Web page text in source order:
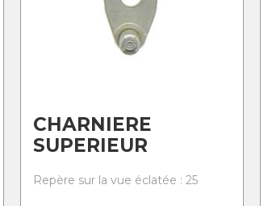
CHARNIERE
SUPERIEUR
Repère sur la vue éclatée : 25